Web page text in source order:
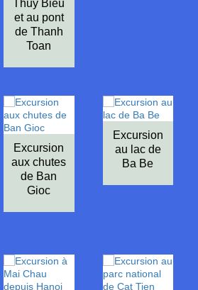
Thuy Bieu
et au pont
de Thanh
Toan
Excursion
aux chutes
de Ban
Gioc
Excursion
au lac de
Ba Be